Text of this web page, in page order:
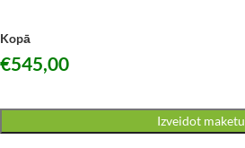
Kopā
€545,00
Izveidot maketu